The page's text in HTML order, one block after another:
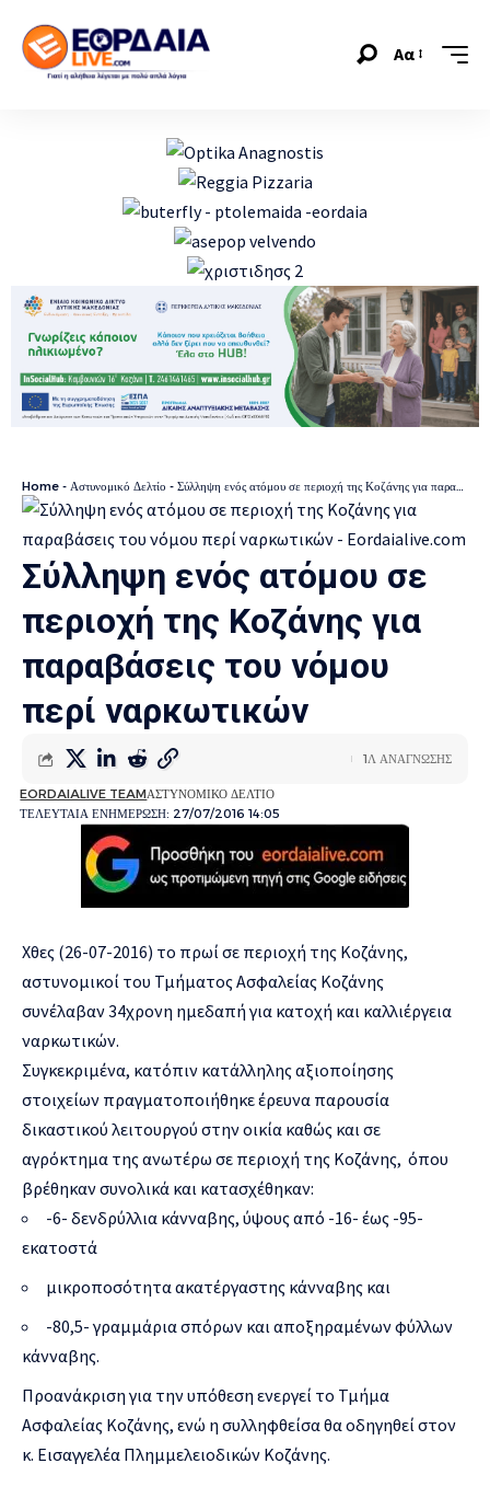
Αα
Home - Αστυνομικό Δελτίο - Σύλληψη ενός ατόμου σε περιοχή της Κοζάνης για παραβάσεις του νόμου περί ναρκωτικών
Σύλληψη ενός ατόμου σε
περιοχή της Κοζάνης για
παραβάσεις του νόμου
περί ναρκωτικών
ΤΕΛΕΥΤΑΙΑ ΕΝΗΜΕΡΩΣΗ: 27/07/2016 14:05
EORDAIALIVE TEAMΑΣΤΥΝΟΜΙΚΟ ΔΕΛΤΙΟ
1Λ ΑΝΑΓΝΩΣΗΣ
Χθες (26-07-2016) το πρωί σε περιοχή της Κοζάνης,
αστυνομικοί του Τμήματος Ασφαλείας Κοζάνης
συνέλαβαν 34χρονη ημεδαπή για κατοχή και καλλιέργεια
ναρκωτικών.
Συγκεκριμένα, κατόπιν κατάλληλης αξιοποίησης
στοιχείων πραγματοποιήθηκε έρευνα παρουσία
δικαστικού λειτουργού στην οικία καθώς και σε
αγρόκτημα της ανωτέρω σε περιοχή της Κοζάνης, όπου
βρέθηκαν συνολικά και κατασχέθηκαν:
-6- δενδρύλλια κάνναβης, ύψους από -16- έως -95-
εκατοστά
μικροποσότητα ακατέργαστης κάνναβης και
-80,5- γραμμάρια σπόρων και αποξηραμένων φύλλων
κάνναβης.
Προανάκριση για την υπόθεση ενεργεί το Τμήμα
Ασφαλείας Κοζάνης, ενώ η συλληφθείσα θα οδηγηθεί στον
κ. Εισαγγελέα Πλημμελειοδικών Κοζάνης.